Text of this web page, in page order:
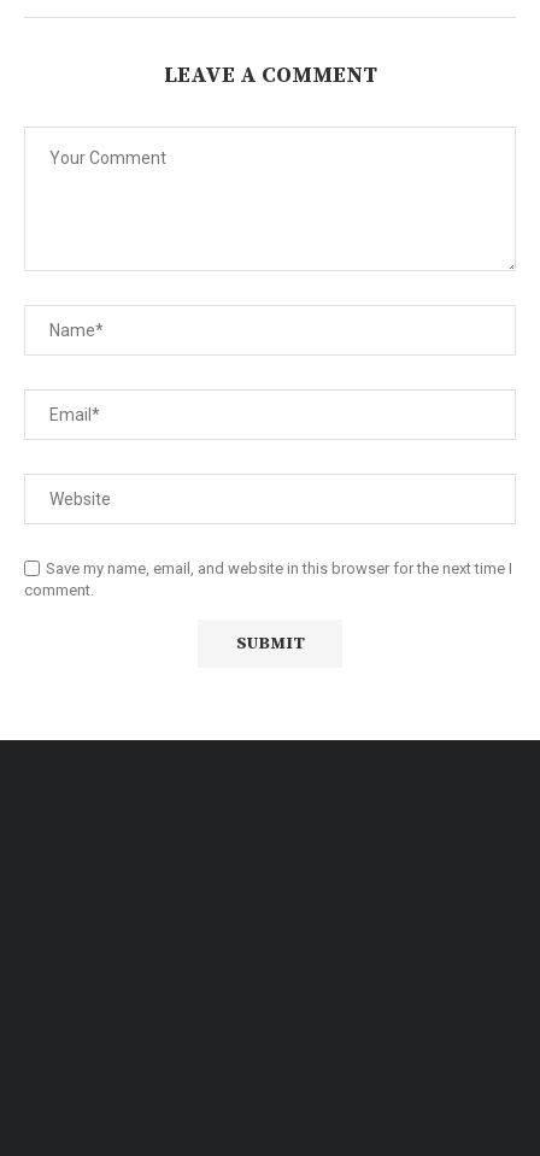
LEAVE A COMMENT
Save my name, email, and website in this browser for the next time I
comment.